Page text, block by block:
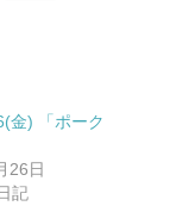
金) 「ポーク
26日
記